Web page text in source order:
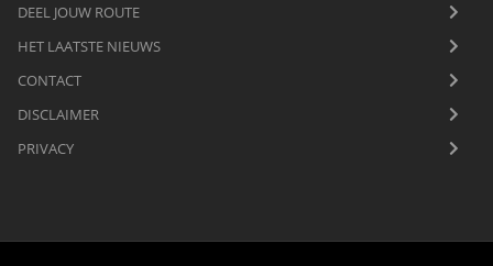
DEEL JOUW ROUTE
HET LAATSTE NIEUWS
CONTACT
DISCLAIMER
PRIVACY